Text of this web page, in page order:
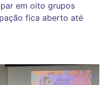
em oito grupos
fica aberto até